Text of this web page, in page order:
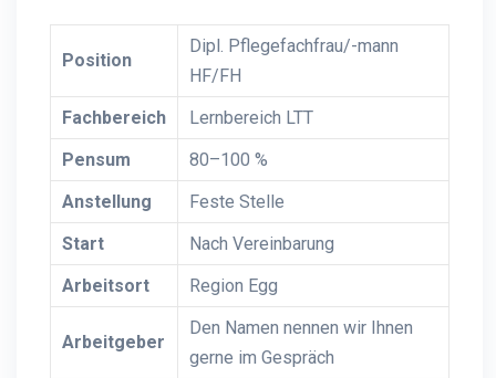
Position
Dipl. Pflegefachfrau/-mann
HF/FH
Fachbereich
Lernbereich LTT
Pensum
80–100 %
Anstellung
Feste Stelle
Start
Nach Vereinbarung
Arbeitsort
Region Egg
Arbeitgeber
Den Namen nennen wir Ihnen
gerne im Gespräch